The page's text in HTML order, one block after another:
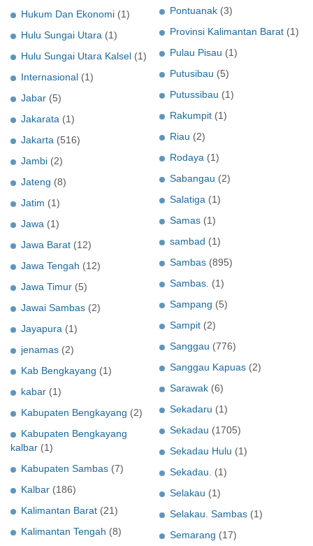
Hukum Dan Ekonomi (1)
Hulu Sungai Utara (1)
Hulu Sungai Utara Kalsel (1)
Internasional (1)
Jabar (5)
Jakarata (1)
Jakarta (516)
Jambi (2)
Jateng (8)
Jatim (1)
Jawa (1)
Jawa Barat (12)
Jawa Tengah (12)
Jawa Timur (5)
Jawai Sambas (2)
Jayapura (1)
jenamas (2)
Kab Bengkayang (1)
kabar (1)
Kabupaten Bengkayang (2)
Kabupaten Bengkayang
kalbar (1)
Kabupaten Sambas (7)
Kalbar (186)
Kalimantan Barat (21)
Kalimantan Tengah (8)
Pontuanak (3)
Provinsi Kalimantan Barat (1)
Pulau Pisau (1)
Putusibau (5)
Putussibau (1)
Rakumpit (1)
Riau (2)
Rodaya (1)
Sabangau (2)
Salatiga (1)
Samas (1)
sambad (1)
Sambas (895)
Sambas. (1)
Sampang (5)
Sampit (2)
Sanggau (776)
Sanggau Kapuas (2)
Sarawak (6)
Sekadaru (1)
Sekadau (1705)
Sekadau Hulu (1)
Sekadau. (1)
Selakau (1)
Selakau. Sambas (1)
Semarang (17)